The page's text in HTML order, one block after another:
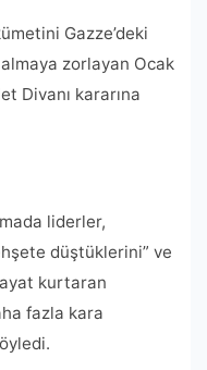
Gazze’deki
almaya zorlayan Ocak
Divanı kararına
liderler,
düştüklerini” ve
kurtaran
fazla kara